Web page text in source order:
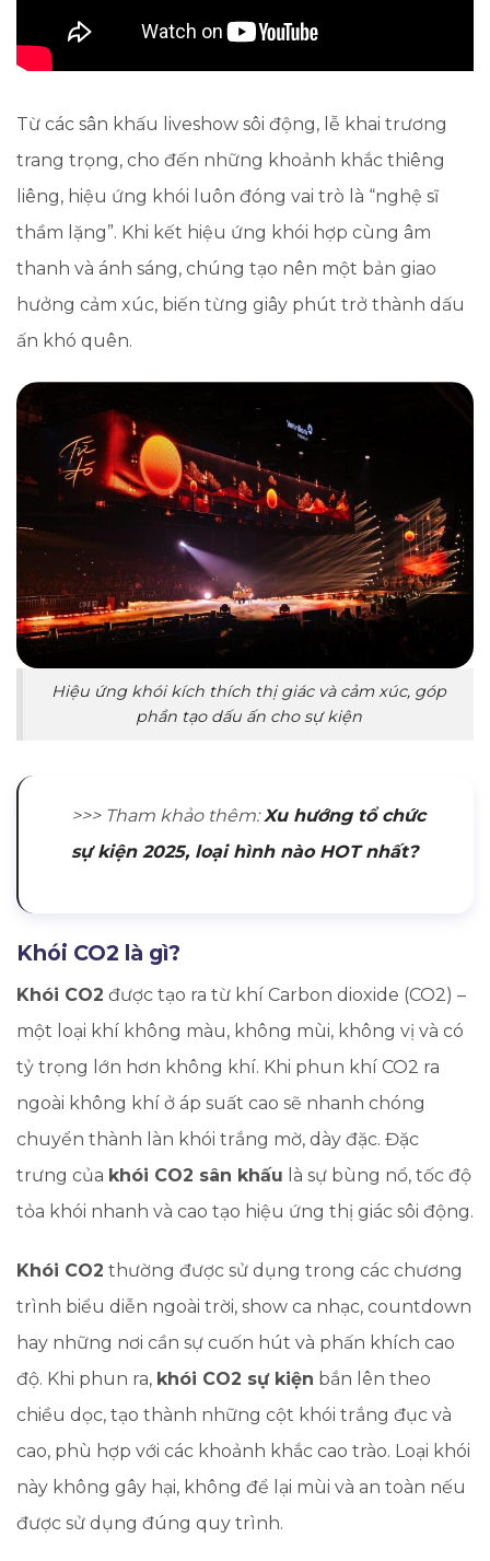
Từ các sân khấu liveshow sôi động, lễ khai trương
trang trọng, cho đến những khoảnh khắc thiêng
liêng, hiệu ứng khói luôn đóng vai trò là “nghệ sĩ
thầm lặng”. Khi kết hiệu ứng khói hợp cùng âm
thanh và ánh sáng, chúng tạo nên một bản giao
hưởng cảm xúc, biến từng giây phút trở thành dấu
ấn khó quên.
Hiệu ứng khói kích thích thị giác và cảm xúc, góp
phần tạo dấu ấn cho sự kiện
>>> Tham khảo thêm:Xu hướng tổ chức
sự kiện 2025, loại hình nào HOT nhất?
Khói CO2 là gì?
Khói CO2 được tạo ra từ khí Carbon dioxide (CO2) –
một loại khí không màu, không mùi, không vị và có
tỷ trọng lớn hơn không khí. Khi phun khí CO2 ra
ngoài không khí ở áp suất cao sẽ nhanh chóng
chuyển thành làn khói trắng mờ, dày đặc. Đặc
trưng của khói CO2 sân khấu là sự bùng nổ, tốc độ
tỏa khói nhanh và cao tạo hiệu ứng thị giác sôi động.
Khói CO2 thường được sử dụng trong các chương
trình biểu diễn ngoài trời, show ca nhạc, countdown
hay những nơi cần sự cuốn hút và phấn khích cao
độ. Khi phun ra, khói CO2 sự kiện bắn lên theo
chiều dọc, tạo thành những cột khói trắng đục và
cao, phù hợp với các khoảnh khắc cao trào. Loại khói
này không gây hại, không để lại mùi và an toàn nếu
được sử dụng đúng quy trình.